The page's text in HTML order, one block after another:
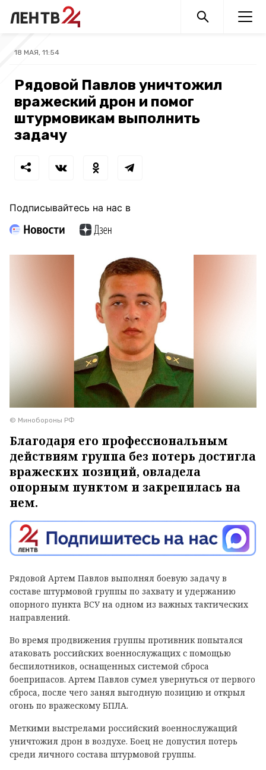
18 МАЯ, 11:54
Рядовой Павлов уничтожил
вражеский дрон и помог
штурмовикам выполнить
задачу
Подписывайтесь на нас в
© Минобороны РФ
Благодаря его профессиональным
действиям группа без потерь достигла
вражеских позиций, овладела
опорным пунктом и закрепилась на
нем.
Рядовой Артем Павлов выполнял боевую задачу в
составе штурмовой группы по захвату и удержанию
опорного пункта ВСУ на одном из важных тактических
направлений.
Во время продвижения группы противник попытался
атаковать российских военнослужащих с помощью
беспилотников, оснащенных системой сброса
боеприпасов. Артем Павлов сумел увернуться от первого
сброса, после чего занял выгодную позицию и открыл
огонь по вражескому БПЛА.
Меткими выстрелами российский военнослужащий
уничтожил дрон в воздухе. Боец не допустил потерь
среди личного состава штурмовой группы.